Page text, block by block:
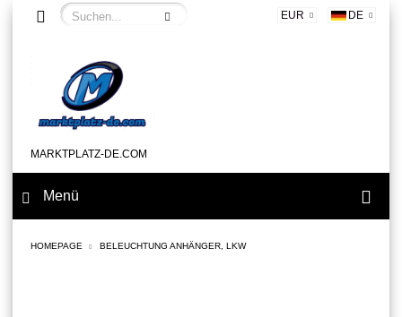
EUR DE
MARKTPLATZ-DE.COM
Menü
HOMEPAGE BELEUCHTUNG ANHÄNGER, LKW